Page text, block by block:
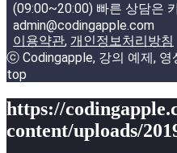
(09:00~20:00) 빠른 상담은
admin@codingapple.com
이용약관, 개인정보처리방침
ⓒ Codingapple, 강의 예제, 영
top
https://
content/uploads/